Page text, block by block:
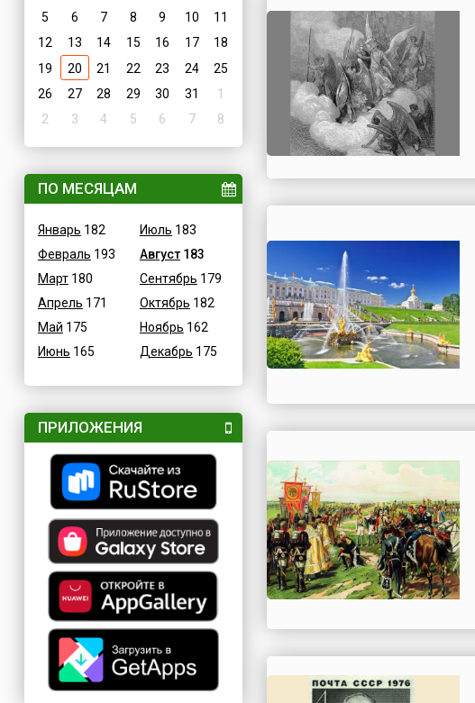
5
6 7 8 9 10
11
12
13 14 15 16 17
18
19
20 21 22 23 24
25
26
27 28 29 30 31
1
2
3 4 5 6 7 8
ПО МЕСЯЦАМ
Январь 182
Февраль 193
Март180
Апрель 171
Май 175
Июнь 165
Июль 183
Август183
Сентябрь 179
Октябрь 182
Ноябрь 162
Декабрь 175
ПРИЛОЖЕНИЯ